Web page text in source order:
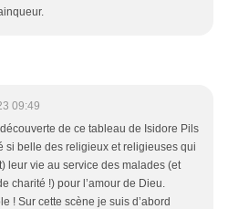
09:49
de ce tableau de Isidore Pils
si belle des religieux et religieuses qui
leur vie au service des malades (et
charité !) pour l’amour de Dieu.
! Sur cette scène je suis d’abord